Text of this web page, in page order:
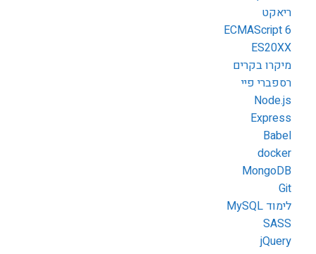
ריאקט
ECMAScript 6
ES20XX
מיקרו בקרים
רספברי פיי
Node.js
Express
Babel
docker
MongoDB
Git
לימוד MySQL
SASS
jQuery